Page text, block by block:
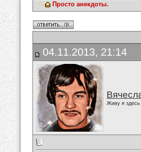
Просто анекдоты.
04.11.2013, 21:14
Живу я здесь